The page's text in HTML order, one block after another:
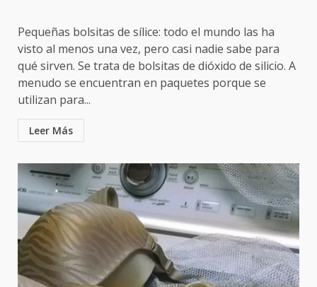
Pequeñas bolsitas de sílice: todo el mundo las ha
visto al menos una vez, pero casi nadie sabe para
qué sirven. Se trata de bolsitas de dióxido de silicio. A
menudo se encuentran en paquetes porque se
utilizan para...
Leer Más